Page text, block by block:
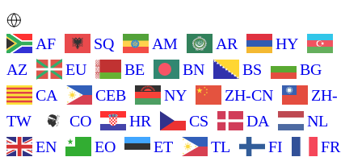
AF SQ AM AR
HY
AZ
EU BE BN BS
BG
CA
CEB NY ZH-CN
ZH-
TW
CO HR CS DA
NL
EN
EO ET TL FI
FR